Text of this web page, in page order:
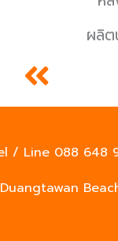
ผลิ
/ Line 088 648
Duangtawan